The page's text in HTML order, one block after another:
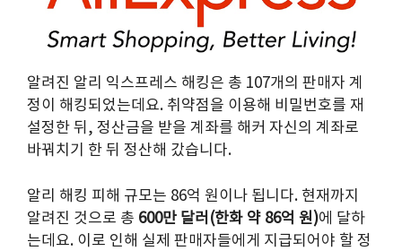
알려진 알리 익스프레스 해킹은 총 107개의 판매자 계
정이 해킹되었는데요. 취약점을 이용해 비밀번호를 재
설정한 뒤, 정산금을 받을 계좌를 해커 자신의 계좌로
바꿔치기 한 뒤 정산해 갔습니다.
알리 해킹 피해 규모는 86억 원이나 됩니다. 현재까지
알려진 것으로 총 600만 달러(한화 약 86억 원)에 달하
는데요. 이로 인해 실제 판매자들에게 지급되어야 할 정